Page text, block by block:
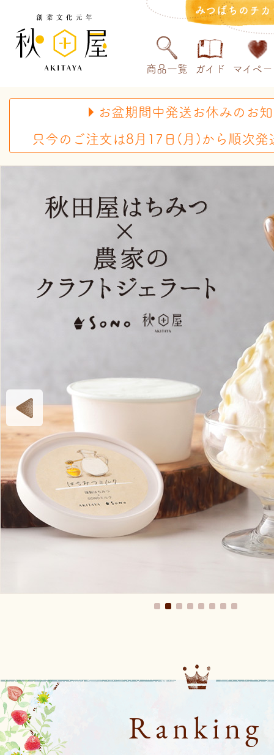
みつばちのチ
商品一覧 ガイド マイペ
お盆期間中発送お休みのお
只今のご注文は8月17日(月)から順次発
Ranking